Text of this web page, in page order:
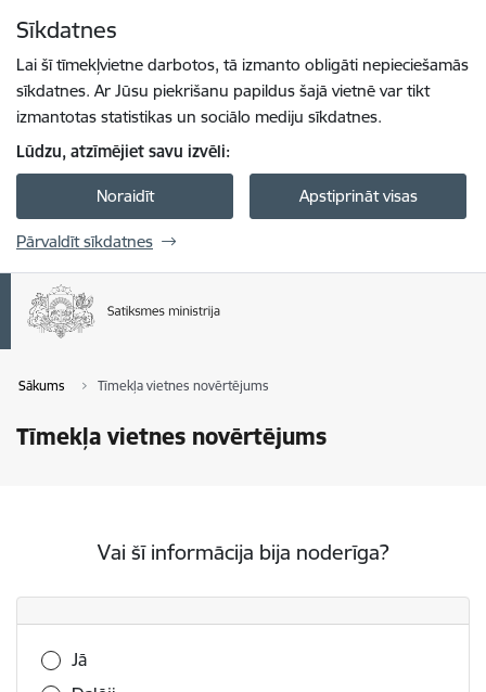
Sīkdatnes
Lai šī tīmekļvietne darbotos, tā izmanto obligāti nepieciešamās
sīkdatnes. Ar Jūsu piekrišanu papildus šajā vietnē var tikt
izmantotas statistikas un sociālo mediju sīkdatnes.
Lūdzu, atzīmējiet savu izvēli:
Noraidīt Apstiprināt visas
Pārvaldīt sīkdatnes
Sākums Tīmekļa vietnes novērtējums
Tīmekļa vietnes novērtējums
Vai šī informācija bija noderīga?
Vai šī informācija bija noderīga?
Jā